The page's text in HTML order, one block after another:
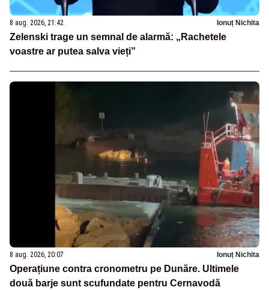
8 aug. 2026, 21:42 Ionuț Nichita
Zelenski trage un semnal de alarmă: „Rachetele
voastre ar putea salva vieți”
8 aug. 2026, 20:07 Ionuț Nichita
Operațiune contra cronometru pe Dunăre. Ultimele
două barje sunt scufundate pentru Cernavodă